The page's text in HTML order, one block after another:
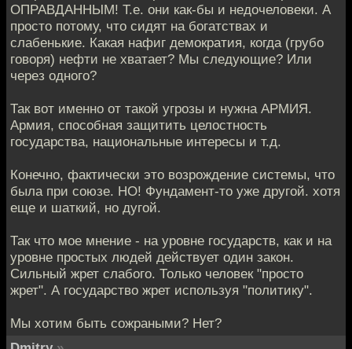
ОПРАВДАННЫМ! Т.е. они как-бы и недочеловеки. А
просто потому, что сидят на богатствах и
слабенькие. Какая нафиг демократия, когда (грубо
говоря) нефти не хватает? Мы следующие? Или
через одного?
Так вот именно от такой угрозы и нужна АРМИЯ.
Армия, способная защитить целостность
государства, национальные интересы и т.д.
Конечно, фактически это возрождение системы, что
была при союзе. НО! Фундамент-то уже другой. хотя
еще и шаткий, но дугой.
Так что мое мнение - на уровне государств, как и на
уровне простых людей действует один закон.
Сильный жрет слабого. Только человек "просто
жрет". А государство жрет используя "политику".
Мы хотим быть сожраными? Нет?